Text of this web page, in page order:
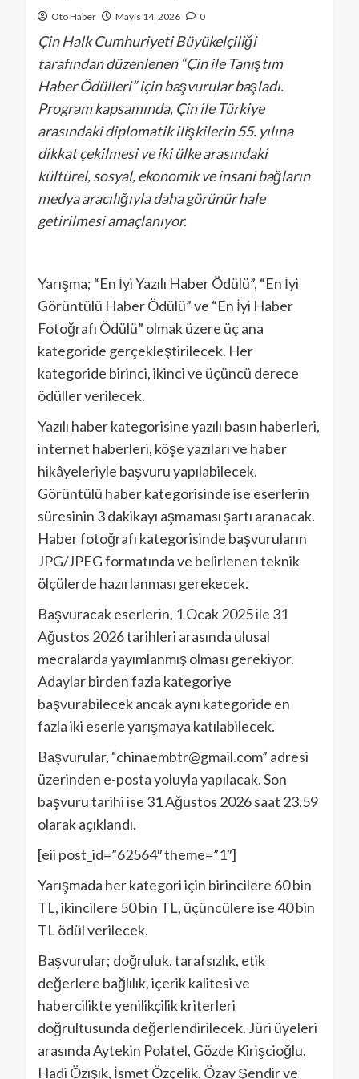
Oto Haber Mayıs 14, 2026 0
Çin Halk Cumhuriyeti Büyükelçiliği
tarafından düzenlenen “Çin ile Tanıştım
Haber Ödülleri” için başvurular başladı.
Program kapsamında, Çin ile Türkiye
arasındaki diplomatik ilişkilerin 55. yılına
dikkat çekilmesi ve iki ülke arasındaki
kültürel, sosyal, ekonomik ve insani bağların
medya aracılığıyla daha görünür hale
getirilmesi amaçlanıyor.
Yarışma; “En İyi Yazılı Haber Ödülü”, “En İyi
Görüntülü Haber Ödülü” ve “En İyi Haber
Fotoğrafı Ödülü” olmak üzere üç ana
kategoride gerçekleştirilecek. Her
kategoride birinci, ikinci ve üçüncü derece
ödüller verilecek.
Yazılı haber kategorisine yazılı basın haberleri,
internet haberleri, köşe yazıları ve haber
hikâyeleriyle başvuru yapılabilecek.
Görüntülü haber kategorisinde ise eserlerin
süresinin 3 dakikayı aşmaması şartı aranacak.
Haber fotoğrafı kategorisinde başvuruların
JPG/JPEG formatında ve belirlenen teknik
ölçülerde hazırlanması gerekecek.
Başvuracak eserlerin, 1 Ocak 2025 ile 31
Ağustos 2026 tarihleri arasında ulusal
mecralarda yayımlanmış olması gerekiyor.
Adaylar birden fazla kategoriye
başvurabilecek ancak aynı kategoride en
fazla iki eserle yarışmaya katılabilecek.
Başvurular, “chinaembtr@gmail.com” adresi
üzerinden e-posta yoluyla yapılacak. Son
başvuru tarihi ise 31 Ağustos 2026 saat 23.59
olarak açıklandı.
[eii post_id=”62564″ theme=”1″]
Yarışmada her kategori için birincilere 60 bin
TL, ikincilere 50 bin TL, üçüncülere ise 40 bin
TL ödül verilecek.
Başvurular; doğruluk, tarafsızlık, etik
değerlere bağlılık, içerik kalitesi ve
habercilikte yenilikçilik kriterleri
doğrultusunda değerlendirilecek. Jüri üyeleri
arasında Aytekin Polatel, Gözde Kirişcioğlu,
Hadi Özışık, İsmet Özçelik, Özay Şendir ve